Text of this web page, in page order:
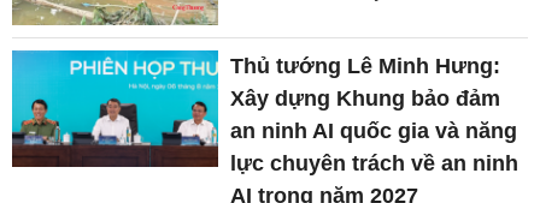
Thủ tướng Lê Minh Hưng:
Xây dựng Khung bảo đảm
an ninh AI quốc gia và năng
lực chuyên trách về an ninh
AI trong năm 2027